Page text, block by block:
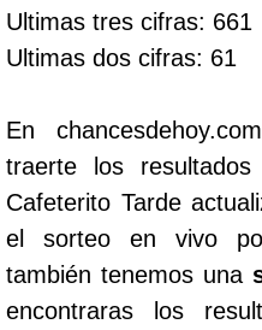
Ultimas tres cifras: 661
Ultimas dos cifras: 61
En
traerte los
Cafeterito Tarde
el sorteo en vivo
también tenemos una
encontraras los